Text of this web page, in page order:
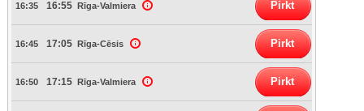
16:35 16:55 Rīga-Valmiera Pirkt
16:45 17:05 Rīga-Cēsis Pirkt
16:50 17:15 Rīga-Valmiera Pirkt